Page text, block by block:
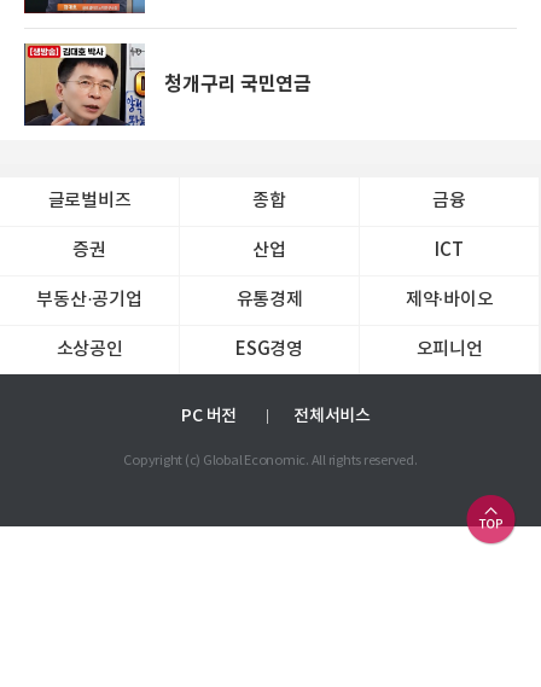
청개구리 국민연금
글로벌비즈 종합 금융
증권 산업 ICT
부동산·공기업 유통경제 제약∙바이오
소상공인 ESG경영 오피니언
PC 버전 전체서비스
Copyright (c) Global Economic. All rights reserved.